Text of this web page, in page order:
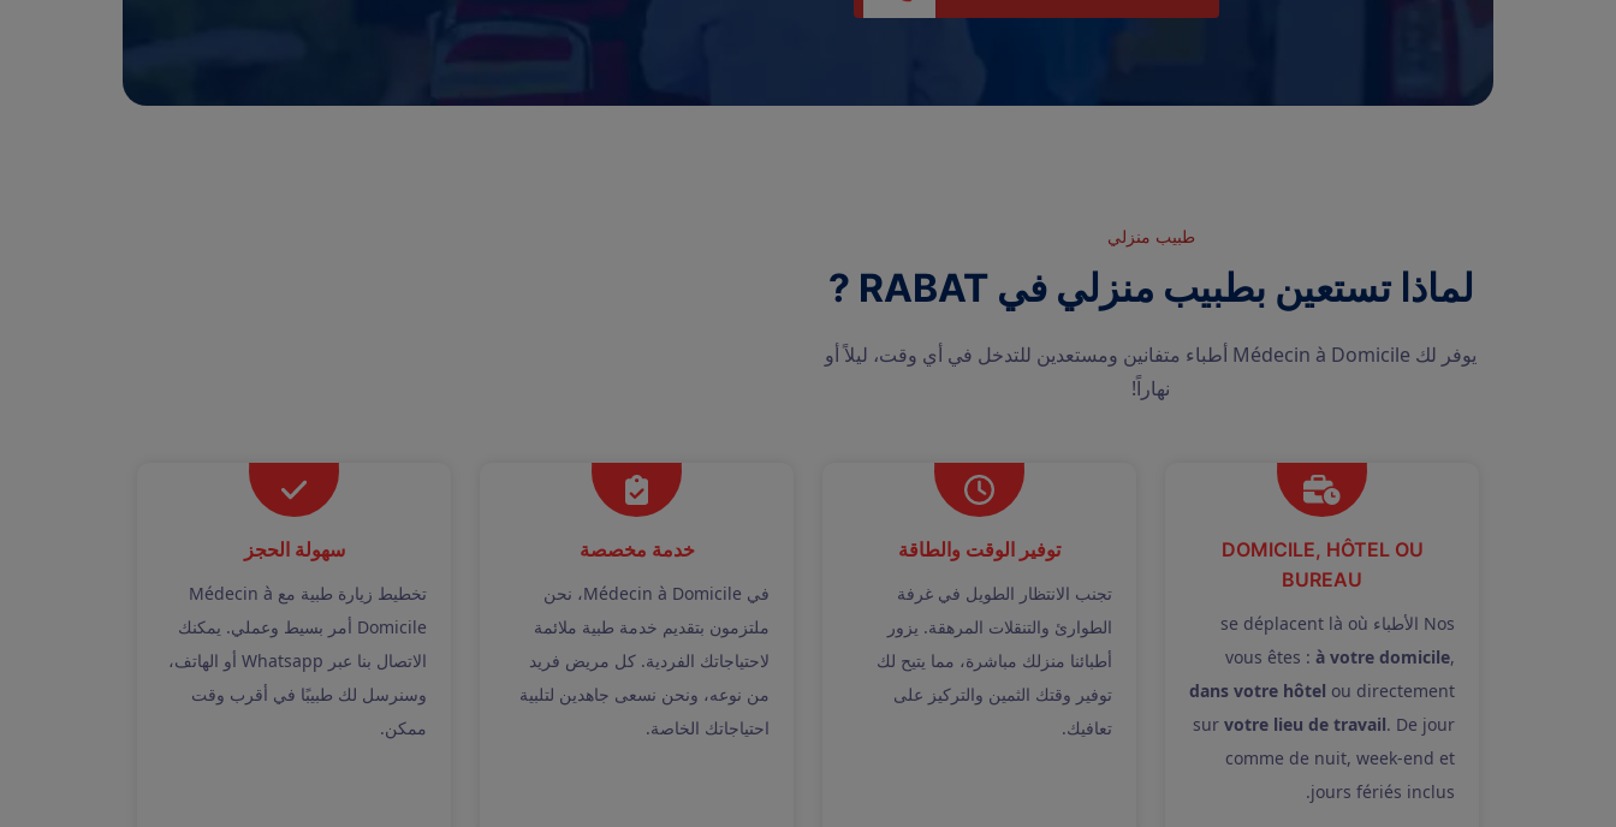
طبيب منزلي
لماذا تستعين بطبيب منزلي في RABAT ?
يوفر لك Médecin à Domicile أطباء متفانين ومستعدين للتدخل في أي وقت، ليلاً أو
نهاراً!
DOMICILE, HÔTEL OU
BUREAU
Nos الأطباء se déplacent là où
vous êtes : à votre domicile,
dans votre hôtel ou directement
sur votre lieu de travail. De jour
comme de nuit, week-end et
jours fériés inclus.
توفير الوقت والطاقة
تجنب الانتظار الطويل في غرفة
الطوارئ والتنقلات المرهقة. يزور
أطبائنا منزلك مباشرة، مما يتيح لك
توفير وقتك الثمين والتركيز على
تعافيك.
خدمة مخصصة
في Médecin à Domicile، نحن
ملتزمون بتقديم خدمة طبية ملائمة
لاحتياجاتك الفردية. كل مريض فريد
من نوعه، ونحن نسعى جاهدين لتلبية
احتياجاتك الخاصة.
سهولة الحجز
تخطيط زيارة طبية مع Médecin à
Domicile أمر بسيط وعملي. يمكنك
الاتصال بنا عبر Whatsapp أو الهاتف،
وسنرسل لك طبيبًا في أقرب وقت
ممكن.